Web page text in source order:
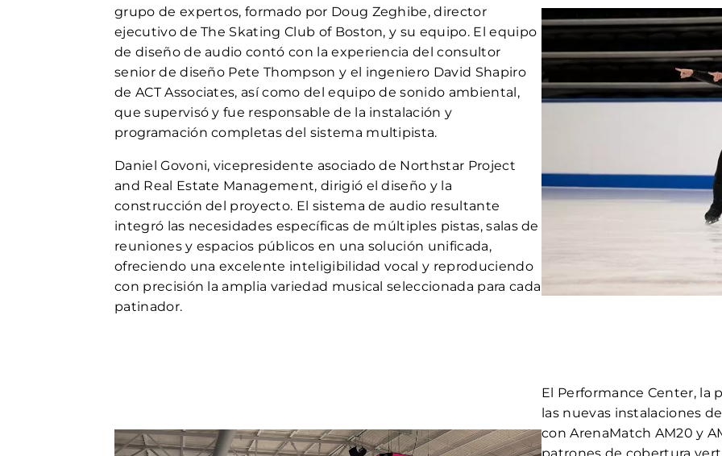
grupo de expertos, formado por Doug Zeghibe, director
ejecutivo de The Skating Club of Boston, y su equipo. El equipo
de diseño de audio contó con la experiencia del consultor
senior de diseño Pete Thompson y el ingeniero David Shapiro
de ACT Associates, así como del equipo de sonido ambiental,
que supervisó y fue responsable de la instalación y
programación completas del sistema multipista.
Daniel Govoni, vicepresidente asociado de Northstar Project
and Real Estate Management, dirigió el diseño y la
construcción del proyecto. El sistema de audio resultante
integró las necesidades específicas de múltiples pistas, salas de
reuniones y espacios públicos en una solución unificada,
ofreciendo una excelente inteligibilidad vocal y reproduciendo
con precisión la amplia variedad musical seleccionada para cada
patinador.
El Performance Center, la
las nuevas instalaciones
con ArenaMatch AM20 y